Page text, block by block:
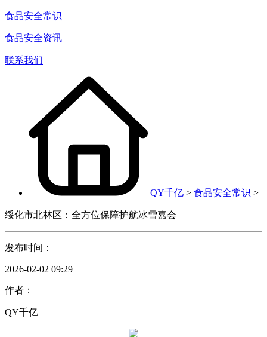
食品安全常识
食品安全资讯
联系我们
QY千亿 > 食品安全常识 >
绥化市北林区：全方位保障护航冰雪嘉会
发布时间：
2026-02-02 09:29
作者：
QY千亿